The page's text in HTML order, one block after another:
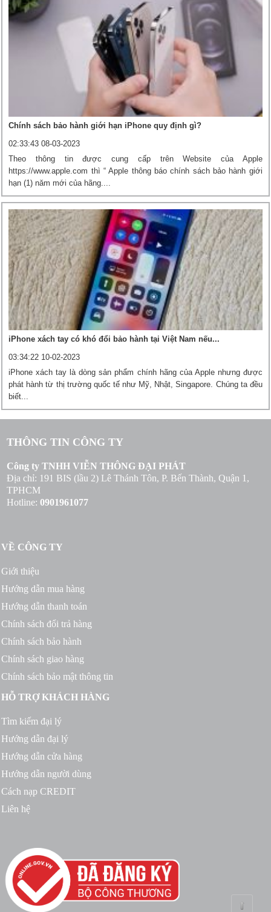
Chính sách bảo hành giới hạn iPhone quy định gì?
02:33:43 08-03-2023
Theo thông tin được cung cấp trên Website của Apple
https://www.apple.com thì “ Apple thông báo chính sách bảo hành giới
hạn (1) năm mới của hãng....
iPhone xách tay có khó đổi bảo hành tại Việt Nam nếu...
03:34:22 10-02-2023
iPhone xách tay là dòng sản phẩm chính hãng của Apple nhưng được
phát hành từ thị trường quốc tế như Mỹ, Nhật, Singapore. Chúng ta đều
biết...
THÔNG TIN CÔNG TY
Công ty TNHH VIỄN THÔNG ĐẠI PHÁT
Địa chỉ: 191 BIS (lầu 2) Lê Thánh Tôn, P. Bến Thành, Quận 1,
TPHCM
Hotline:0901961077
VỀ CÔNG TY
Giới thiệu
Hướng dẫn mua hàng
Hướng dẫn thanh toán
Chính sách đổi trả hàng
Chính sách bảo hành
Chính sách giao hàng
Chính sách bảo mật thông tin
HỖ TRỢ KHÁCH HÀNG
Tìm kiếm đại lý
Hướng dẫn đại lý
Hướng dẫn cửa hàng
Hướng dẫn người dùng
Cách nạp CREDIT
Liên hệ